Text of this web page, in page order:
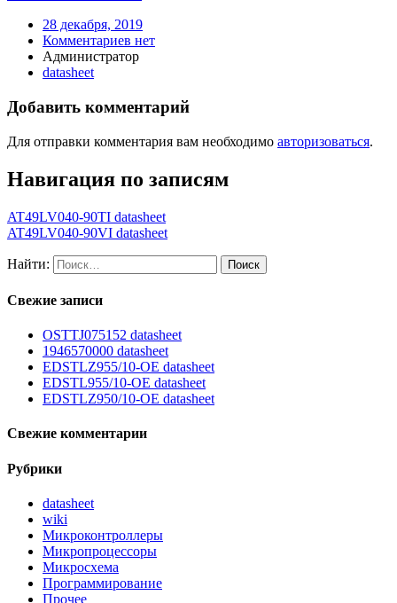
28 декабря, 2019
Комментариев нет
Администратор
datasheet
Добавить комментарий
Для отправки комментария вам необходимо авторизоваться.
Навигация по записям
AT49LV040-90TI datasheet
AT49LV040-90VI datasheet
Найти:
Свежие записи
OSTTJ075152 datasheet
1946570000 datasheet
EDSTLZ955/10-OE datasheet
EDSTL955/10-OE datasheet
EDSTLZ950/10-OE datasheet
Свежие комментарии
Рубрики
datasheet
wiki
Микроконтроллеры
Микропроцессоры
Микросхема
Программирование
Прочее